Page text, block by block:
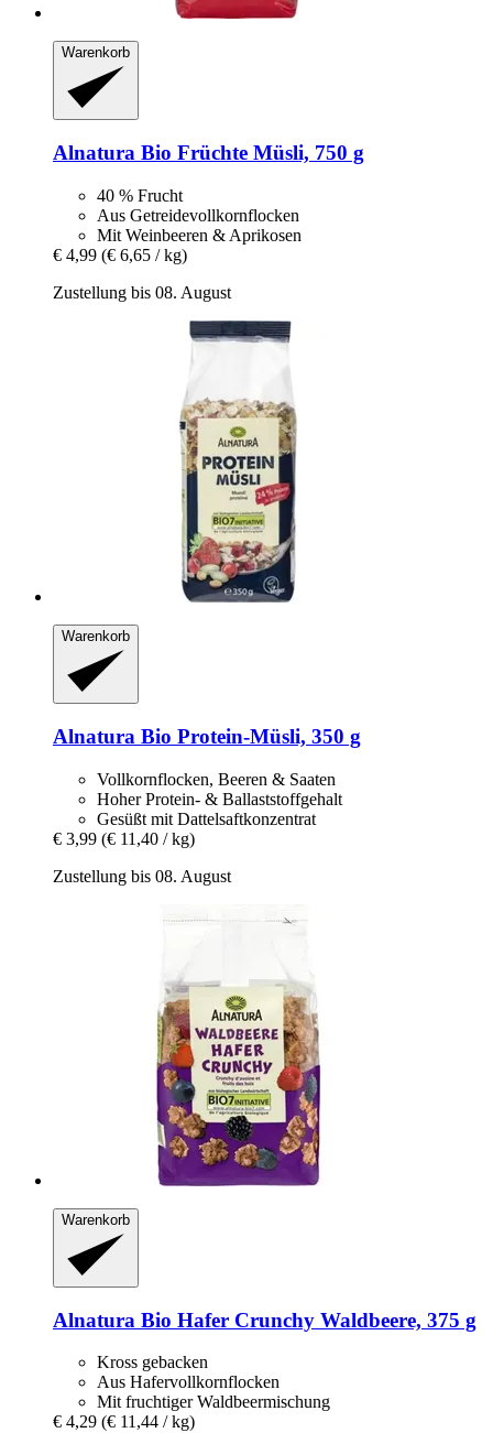
Warenkorb
Alnatura Bio Früchte Müsli, 750 g
40 % Frucht
Aus Getreidevollkornflocken
Mit Weinbeeren & Aprikosen
€ 4,99 (€ 6,65 / kg)
Zustellung bis 08. August
Warenkorb
Alnatura Bio Protein-​Müsli, 350 g
Vollkornflocken, Beeren & Saaten
Hoher Protein- & Ballaststoffgehalt
Gesüßt mit Dattelsaftkonzentrat
€ 3,99 (€ 11,40 / kg)
Zustellung bis 08. August
Warenkorb
Alnatura Bio Hafer Crunchy Waldbeere, 375 g
Kross gebacken
Aus Hafervollkornflocken
Mit fruchtiger Waldbeermischung
€ 4,29 (€ 11,44 / kg)